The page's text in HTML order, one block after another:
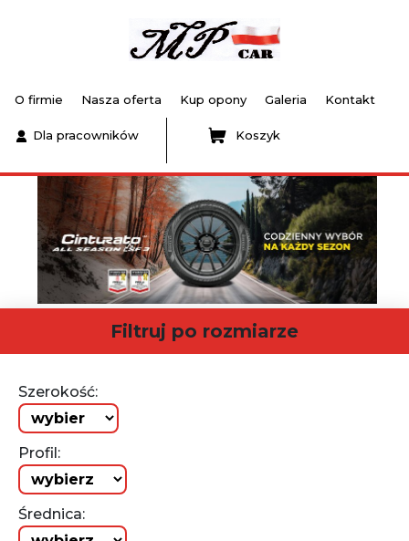
O firmie Nasza oferta Kup opony Galeria Kontakt
Dla pracowników Koszyk
Filtruj po rozmiarze
Szerokość:
Profil:
Średnica: